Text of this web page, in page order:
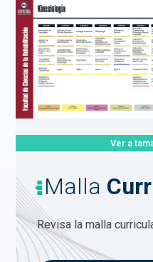
Malla
Revisa la malla
Ver a